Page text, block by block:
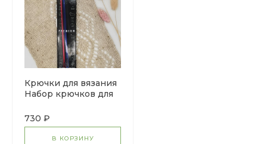
Крючки для вязания
Набор крючков для
№6 16 см
730 ₽
В КОРЗИНУ